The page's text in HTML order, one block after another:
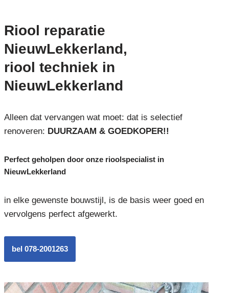
Riool reparatie
NieuwLekkerland,
riool techniek in
NieuwLekkerland
Alleen dat vervangen wat moet: dat is selectief
renoveren: DUURZAAM & GOEDKOPER!!
Perfect geholpen door onze rioolspecialist in
NieuwLekkerland
in elke gewenste bouwstijl, is de basis weer goed en
vervolgens perfect afgewerkt.
bel 078-2001263